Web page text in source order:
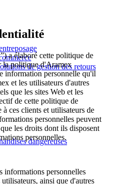
de gestion des retours
dangereuses
”) a élaboré cette politique de
la politique d'Aramex
information personnelle qu'il
et les utilisateurs d'autres
que les sites Web et les
de cette politique de
ces clients et utilisateurs de
personnelles peuvent
les droits dont ils disposent
personnelles.
informations personnelles
ainsi que d'autres